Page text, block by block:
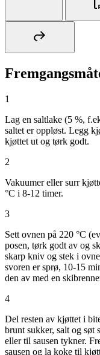
1
Lag en saltlake (5 %,
saltet er oppløst. Legg
kjøttet ut og tørk godt.
2
Vakuumer eller surr
°C i 8-12 timer.
3
Sett ovnen på 220 °C
posen, tørk godt av og
skarp kniv og stek i
svoren er sprø, 10-15
den av med en
4
Del resten av kjøttet i
brunt sukker, salt og søt
eller til sausen tykner.
sausen og la koke til